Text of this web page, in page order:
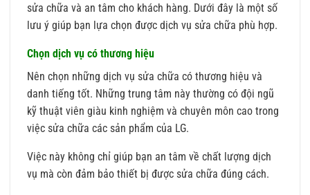
sửa chữa và an tâm cho khách hàng. Dưới đây là một số
lưu ý giúp bạn lựa chọn được dịch vụ sửa chữa phù hợp.
Chọn dịch vụ có thương hiệu
Nên chọn những dịch vụ sửa chữa có thương hiệu và
danh tiếng tốt. Những trung tâm này thường có đội ngũ
kỹ thuật viên giàu kinh nghiệm và chuyên môn cao trong
việc sửa chữa các sản phẩm của LG.
Việc này không chỉ giúp bạn an tâm về chất lượng dịch
vụ mà còn đảm bảo thiết bị được sửa chữa đúng cách.